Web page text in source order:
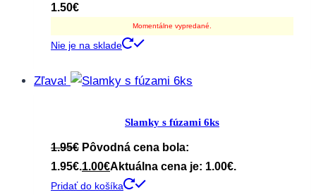
1.50€
Momentálne vypredané.
Nie je na sklade
Zľava!
Slamky s fúzami 6ks
1.95€ Pôvodná cena bola:
1.95€.1.00€Aktuálna cena je: 1.00€.
Pridať do košíka